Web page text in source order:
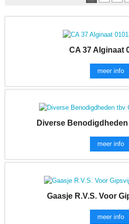
CA 37 Alginaat
meer info
Diverse
meer info
Gaasje R.V.S. Voor
meer info